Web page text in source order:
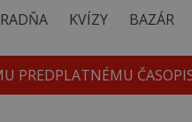
KVÍZY BAZÁR
PREDPLATNÉMU